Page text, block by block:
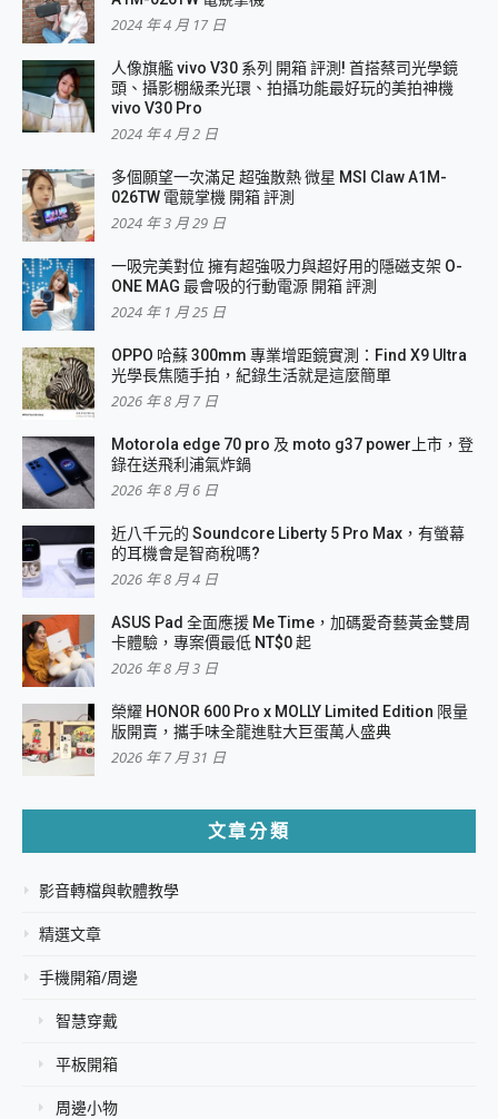
2024 年 4 月 17 日
人像旗艦 vivo V30 系列 開箱 評測! 首搭蔡司光學鏡
頭、攝影棚級柔光環、拍攝功能最好玩的美拍神機
vivo V30 Pro
2024 年 4 月 2 日
多個願望一次滿足 超強散熱 微星 MSI Claw A1M-
026TW 電競掌機 開箱 評測
2024 年 3 月 29 日
一吸完美對位 擁有超強吸力與超好用的隱磁支架 O-
ONE MAG 最會吸的行動電源 開箱 評測
2024 年 1 月 25 日
OPPO 哈蘇 300mm 專業增距鏡實測：Find X9 Ultra
光學長焦隨手拍，紀錄生活就是這麼簡單
2026 年 8 月 7 日
Motorola edge 70 pro 及 moto g37 power上市，登
錄在送飛利浦氣炸鍋
2026 年 8 月 6 日
近八千元的 Soundcore Liberty 5 Pro Max，有螢幕
的耳機會是智商稅嗎?
2026 年 8 月 4 日
ASUS Pad 全面應援 Me Time，加碼愛奇藝黃金雙周
卡體驗，專案價最低 NT$0 起
2026 年 8 月 3 日
榮耀 HONOR 600 Pro x MOLLY Limited Edition 限量
版開賣，攜手味全龍進駐大巨蛋萬人盛典
2026 年 7 月 31 日
文章分類
影音轉檔與軟體教學
精選文章
手機開箱/周邊
智慧穿戴
平板開箱
周邊小物